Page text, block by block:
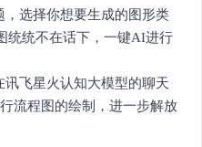
选择你想要生成的图形类
统统不在话下，一键AI进行
飞星火认知大模型的聊天
流程图的绘制，进一步解放